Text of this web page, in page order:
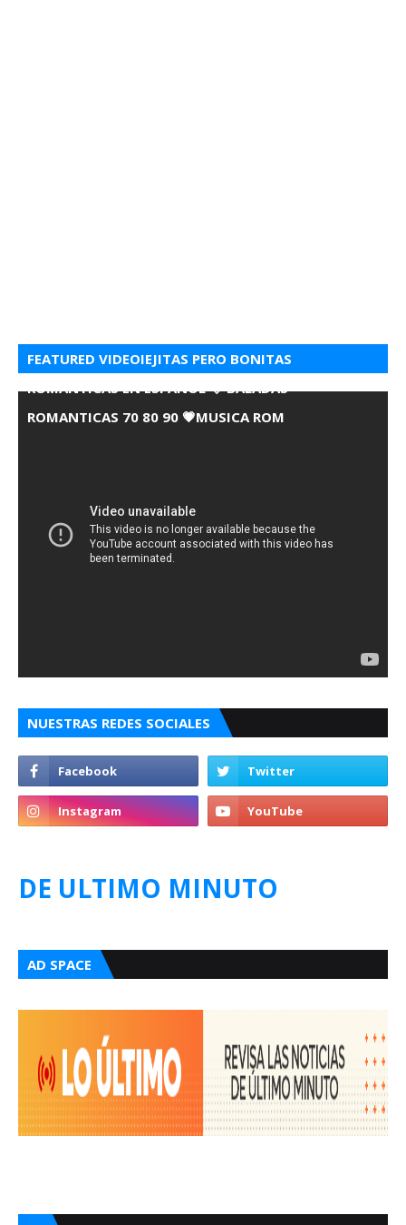
FEATURED VIDEOIEJITAS PERO BONITAS
ROMANTICAS EN ESPANOL 💘 BALADAS
ROMANTICAS 70 80 90 💗MUSICA ROM
NUESTRAS REDES SOCIALES
DE ULTIMO MINUTO
AD SPACE